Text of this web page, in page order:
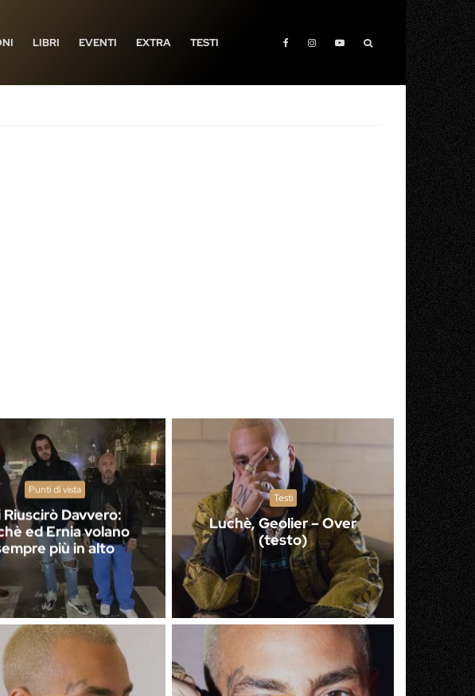
LIBRI EVENTI EXTRA TESTI
Punti di vista
Riuscirò Davvero:
ed Ernia volano
più in alto
Testi
Luchè, Geolier – Over
(testo)